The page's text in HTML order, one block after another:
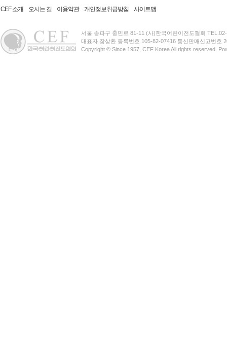
CEF 소개 오시는 길 이용약관 개인정보취급방침 사이트맵
서울 송파구 충민로 81-11 (사)한국어린이전도협회
대표자 장상환 등록번호 105-82-07416 통신판매신고번호
Copyright © Since 1957, CEF Korea All rights reserved.